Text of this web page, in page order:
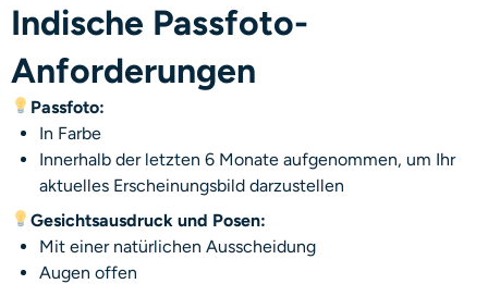
Indische Passfoto-
Anforderungen
Passfoto:
In Farbe
Innerhalb der letzten 6 Monate aufgenommen, um Ihr
aktuelles Erscheinungsbild darzustellen
Gesichtsausdruck und Posen:
Mit einer natürlichen Ausscheidung
Augen offen